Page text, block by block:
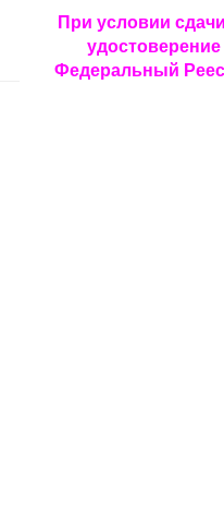
При условии
Федеральный